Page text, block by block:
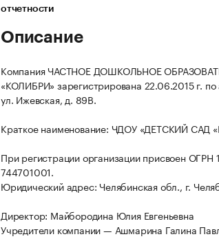
отчетности
Описание
Компания ЧАСТНОЕ ДОШКОЛЬНОЕ
«КОЛИБРИ» зарегистрирована 22.06.2015 г.
ул. Ижевская, д. 89В.
Краткое наименование: ЧДОУ «ДЕТСКИЙ САД
При регистрации организации присвоен
744701001.
Юридический адрес: Челябинская обл., г.
Директор: Майбородина Юлия Евгеньевна
Учредители компании — Ашмарина Галина